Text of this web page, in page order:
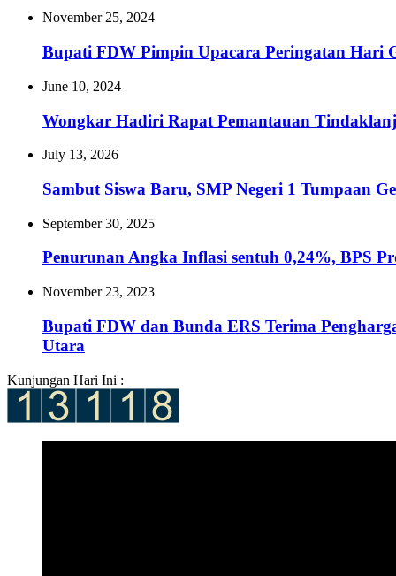
November 25, 2024
Bupati FDW Pimpin Upacara Peringatan Hari
June 10, 2024
Wongkar Hadiri Rapat Pemantauan
July 13, 2026
Sambut Siswa Baru, SMP Negeri 1 Tumpaan
September 30, 2025
Penurunan Angka Inflasi sentuh 0,24%, BPS
November 23, 2023
Bupati FDW dan Bunda ERS Terima
Utara
Kunjungan Hari Ini :